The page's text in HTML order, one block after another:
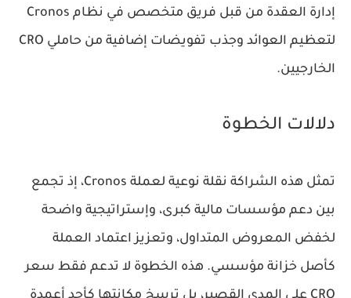
إدارة العقدة من قبل فريق متخصص في نظام Cronos
لتعظيم العوائد وجذب تفويضات إضافية من حاملي CRO
الخارجيين.
دلالات الخطوة
تمثل هذه الشراكة نقلة نوعية لعملة Cronos، إذ تجمع
بين دعم مؤسسات مالية كبرى، وإستراتيجية واضحة
لخفض المعروض المتداول، وتعزيز اعتماد العملة
كأصل خزانة مؤسسي. هذه الخطوة لا تدعم فقط سعر